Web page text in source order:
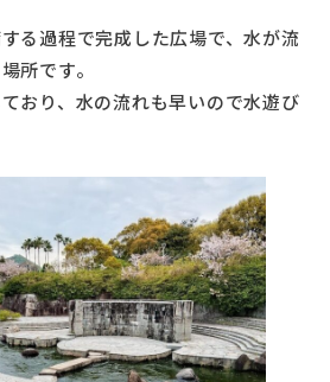
る過程で完成した広場で、水が流
所です。
おり、水の流れも早いので水遊び